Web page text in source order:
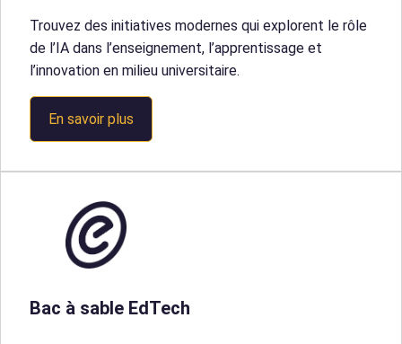
Trouvez des initiatives modernes qui explorent le rôle
de l’IA dans l’enseignement, l’apprentissage et
l’innovation en milieu universitaire.
En savoir plus
Bac à sable EdTech